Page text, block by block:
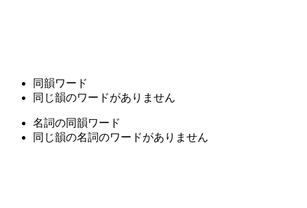
同韻ワード
同じ韻のワードがありません
名詞の同韻ワード
同じ韻の名詞のワードがありません